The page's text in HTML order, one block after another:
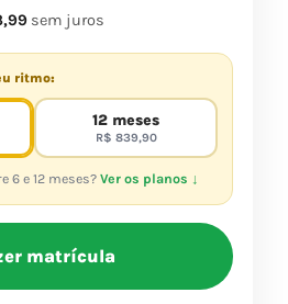
sem juros
ritmo:
12 meses
R$ 839,90
6 e 12 meses? Ver os planos ↓
matrícula